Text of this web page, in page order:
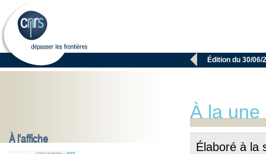
 Édition du 30/06/
À l'affiche
À la une
Élaboré à la